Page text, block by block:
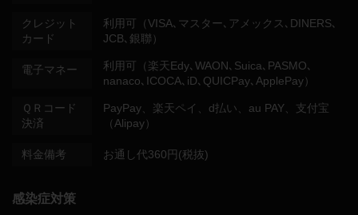
クレジット
カード
利用可（VISA､マスター､アメックス､DINERS､
JCB､銀聯）
電子マネー
利用可（楽天Edy､WAON､Suica､PASMO､
nanaco､ICOCA､iD､QUICPay､ApplePay）
ＱＲコード
決済
PayPay、楽天ペイ、d払い、au PAY、支付宝
（Alipay）
料金備考 お通し代360円(税抜)
感染症対策